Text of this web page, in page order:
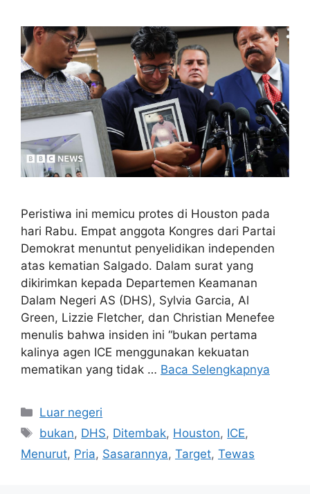
Peristiwa ini memicu protes di Houston pada
hari Rabu. Empat anggota Kongres dari Partai
Demokrat menuntut penyelidikan independen
atas kematian Salgado. Dalam surat yang
dikirimkan kepada Departemen Keamanan
Dalam Negeri AS (DHS), Sylvia Garcia, Al
Green, Lizzie Fletcher, dan Christian Menefee
menulis bahwa insiden ini “bukan pertama
kalinya agen ICE menggunakan kekuatan
mematikan yang tidak … Baca Selengkapnya
Kategori
Luar negeri
Tag
bukan, DHS, Ditembak, Houston, ICE,
Menurut, Pria, Sasarannya, Target, Tewas